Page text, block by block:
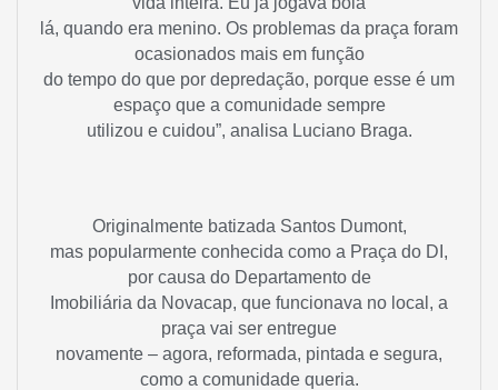
lá, quando era menino. Os problemas da praça foram
ocasionados mais em função
do tempo do que por depredação, porque esse é um
espaço que a comunidade sempre
utilizou e cuidou”, analisa Luciano Braga.
Originalmente batizada Santos Dumont,
mas popularmente conhecida como a Praça do DI,
por causa do Departamento de
Imobiliária da Novacap, que funcionava no local, a
praça vai ser entregue
novamente – agora, reformada, pintada e segura,
como a comunidade queria.